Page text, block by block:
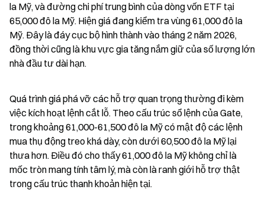
la Mỹ, và đường chi phí trung bình của dòng vốn ETF tại
65,000 đô la Mỹ. Hiện giá đang kiểm tra vùng 61,000 đô la
Mỹ. Đây là đáy cục bộ hình thành vào tháng 2 năm 2026,
đồng thời cũng là khu vực gia tăng nắm giữ của số lượng lớn
nhà đầu tư dài hạn.
Quá trình giá phá vỡ các hỗ trợ quan trọng thường đi kèm
việc kích hoạt lệnh cắt lỗ. Theo cấu trúc sổ lệnh của Gate,
trong khoảng 61,000-61,500 đô la Mỹ có mật độ các lệnh
mua thụ động treo khá dày, còn dưới 60,500 đô la Mỹ lại
thưa hơn. Điều đó cho thấy 61,000 đô la Mỹ không chỉ là
mốc tròn mang tính tâm lý, mà còn là ranh giới hỗ trợ thật
trong cấu trúc thanh khoản hiện tại.